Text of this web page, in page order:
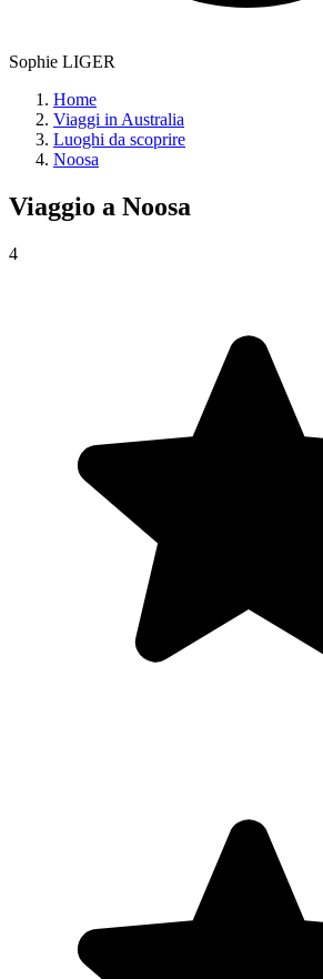
Sophie LIGER
Home
Viaggi in Australia
Luoghi da scoprire
Noosa
Viaggio a Noosa
4